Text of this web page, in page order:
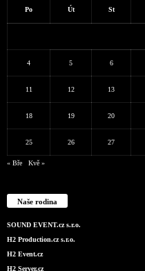
Po Út St
4 5 6
11 12 13
18 19 20
25 26 27
« Bře Kvě »
Naše rodina
SOUND EVENT.cz s.r.o.
H2 Production.cz s.r.o.
H2 Event.cz
H2 Server.cz